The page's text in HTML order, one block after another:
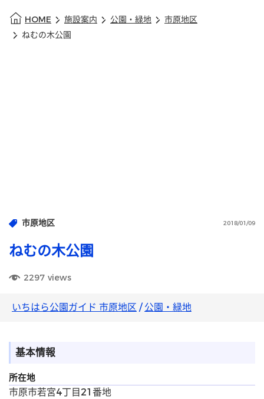
HOME 施設案内 公園・緑地
市原地区
ねむの木公園
市原地区 2018/01/09
ねむの木公園
2297 views
いちはら公園ガイド 市原地区 /公園・緑地
基本情報
所在地
市原市若宮4丁目21番地